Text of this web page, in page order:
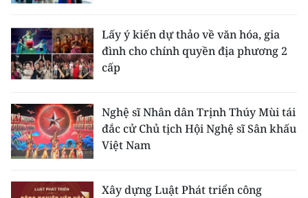
Lấy ý kiến dự thảo về văn hóa, gia
đình cho chính quyền địa phương 2
cấp
Nghệ sĩ Nhân dân Trịnh Thúy Mùi tái
đắc cử Chủ tịch Hội Nghệ sĩ Sân khấu
Việt Nam
Xây dựng Luật Phát triển công